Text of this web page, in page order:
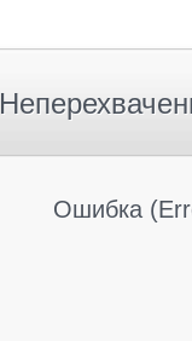
Ошибка